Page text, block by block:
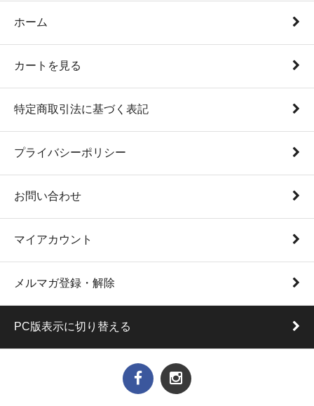
ホーム
カートを見る
特定商取引法に基づく表記
プライバシーポリシー
お問い合わせ
マイアカウント
メルマガ登録・解除
PC版表示に切り替える